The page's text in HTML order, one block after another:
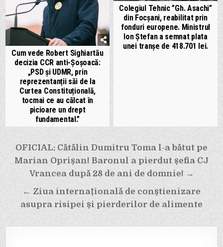
Cum vede Robert Sighiartău
decizia CCR anti-Șoșoacă:
„PSD și UDMR, prin
reprezentanții săi de la
Curtea Constituțională,
tocmai ce au călcat în
picioare un drept
fundamental.”
Colegiul Tehnic ”Gh. Asachi”
din Focșani, reabilitat prin
fonduri europene. Ministrul
Ion Ștefan a semnat plata
unei tranșe de 418.701 lei.
Navigare
în
articole
OFICIAL: Cătălin Dumitru Toma l-a bătut pe
Marian Oprișan! Baronul a pierdut șefia CJ
Vrancea după 28 de ani de domnie! →
← Ziua internațională de conștienizare
asupra risipei și pierderilor de alimente